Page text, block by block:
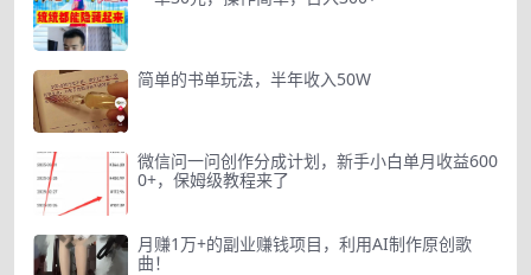
简单的书单玩法，半年收入50W
微信问一问创作分成计划，新手小白单月收益600
0+，保姆级教程来了
月赚1万+的副业赚钱项目，利用AI制作原创歌
曲！